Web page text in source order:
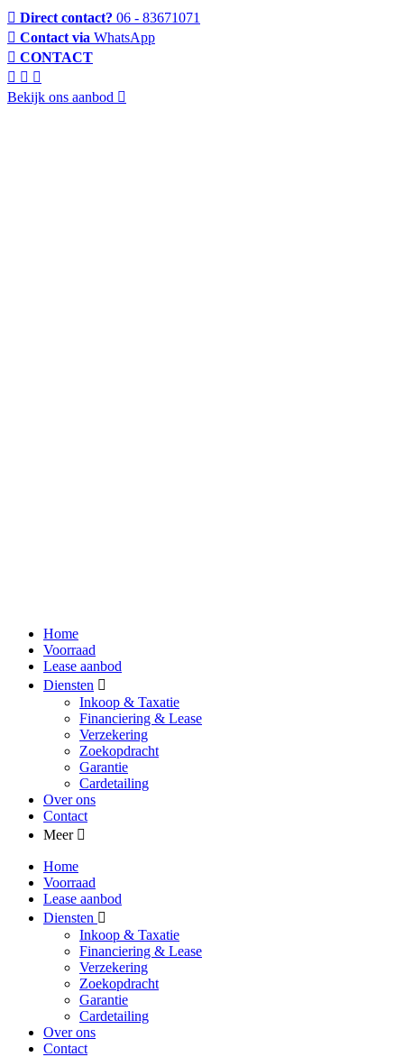
Direct contact? 06 - 83671071
Contact via WhatsApp
CONTACT
Bekijk ons aanbod
Home
Voorraad
Lease aanbod
Diensten
Inkoop & Taxatie
Financiering & Lease
Verzekering
Zoekopdracht
Garantie
Cardetailing
Over ons
Contact
Meer
Home
Voorraad
Lease aanbod
Diensten
Inkoop & Taxatie
Financiering & Lease
Verzekering
Zoekopdracht
Garantie
Cardetailing
Over ons
Contact